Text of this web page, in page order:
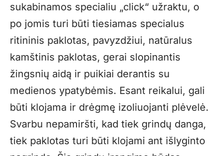
sukabinamos specialiu „click“ užraktu, o
po jomis turi būti tiesiamas specialus
ritininis paklotas, pavyzdžiui, natūralus
kamštinis paklotas, gerai slopinantis
žingsnių aidą ir puikiai derantis su
medienos ypatybėmis. Esant reikalui, gali
būti klojama ir drėgmę izoliuojanti plėvelė.
Svarbu nepamiršti, kad tiek grindų danga,
tiek paklotas turi būti klojami ant išlyginto